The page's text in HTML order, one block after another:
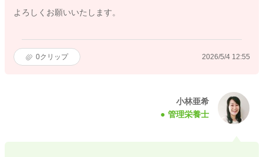
よろしくお願いいたします。
0クリップ 2026/5/4 12:55
小林亜希
管理栄養士